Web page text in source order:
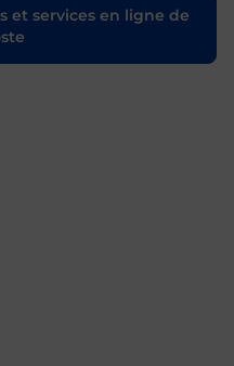
et services en ligne de